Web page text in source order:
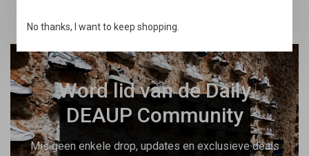
Word lid van de Daily
DEAUP Community
Mis geen enkele drop, updates en exclusieve deals
No thanks, I want to keep shopping.